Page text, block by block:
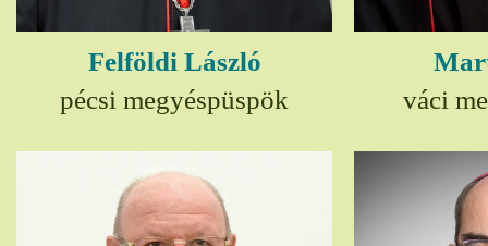
Felföldi László
pécsi megyéspüspök
váci